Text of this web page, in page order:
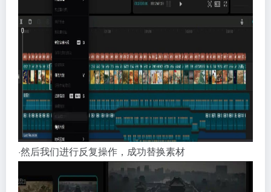
·然后我们进行反复操作，成功替换素材